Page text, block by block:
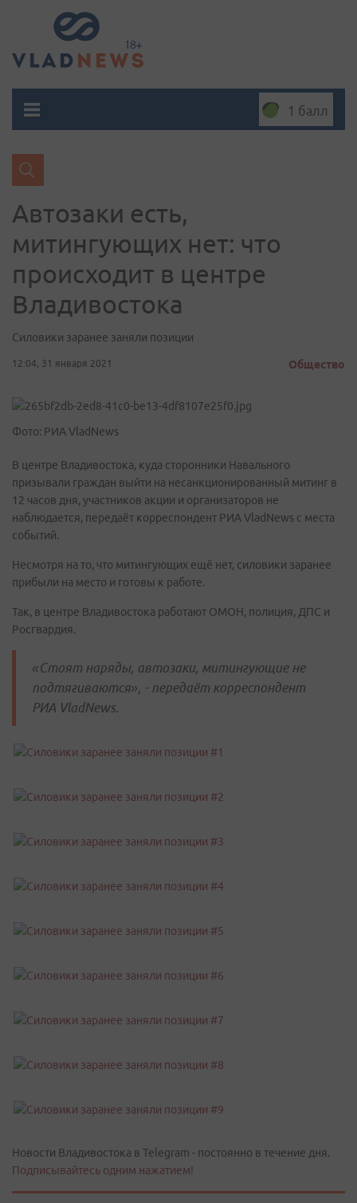
1 балл
Автозаки есть,
митингующих нет: что
происходит в центре
Владивостока
Силовики заранее заняли позиции
12:04, 31 января 2021 Общество
Фото: РИА VladNews
В центре Владивостока, куда сторонники Навального
призывали граждан выйти на несанкционированный митинг в
12 часов дня, участников акции и организаторов не
наблюдается, передаёт корреспондент РИА VladNews с места
событий.
Несмотря на то, что митингующих ещё нет, силовики заранее
прибыли на место и готовы к работе.
Так, в центре Владивостока работают ОМОН, полиция, ДПС и
Росгвардия.
«Стоят наряды, автозаки, митингующие не
подтягиваются», - передаёт корреспондент
РИА VladNews.
Новости Владивостока в Telegram - постоянно в течение дня.
Подписывайтесь одним нажатием!